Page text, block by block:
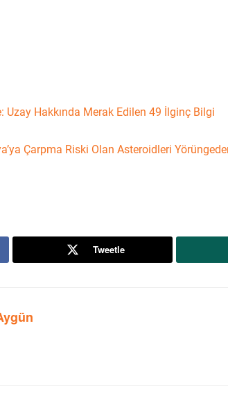
Uzay Hakkında Merak Edilen 49 İlginç Bilgi
Çarpma Riski Olan Asteroidleri
Tweetle